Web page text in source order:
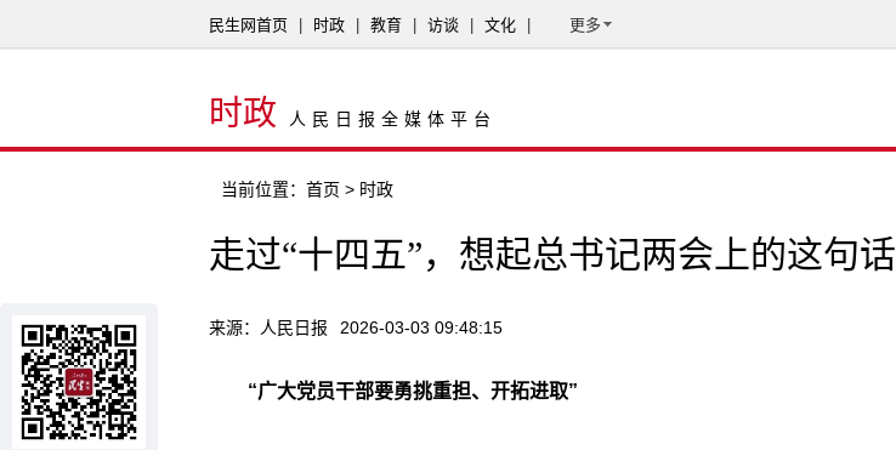
民生网首页 时政 教育 访谈 文化 更多
时政 人民日报全媒体平台
当前位置： 首页 > 时政
走过“十四五”，想起总书记两会上的这句话
来源：人民日报 2026-03-03 09:48:15
“广大党员干部要勇挑重担、开拓进取”